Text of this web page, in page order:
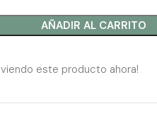
AÑADIR AL CARRITO
viendo este producto ahora!